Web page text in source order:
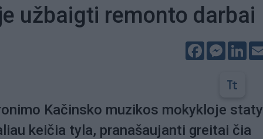
užbaigti remonto darbai
Facebook
Kačinsko muzikos mokykloje
keičia tyla, pranašaujanti greitai čia